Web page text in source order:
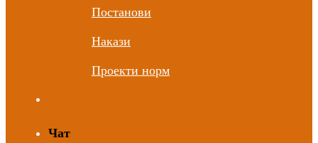
Постанови
Накази
Проекти норм
Чат